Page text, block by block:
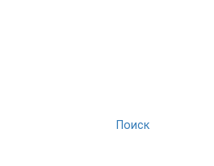
Поиск